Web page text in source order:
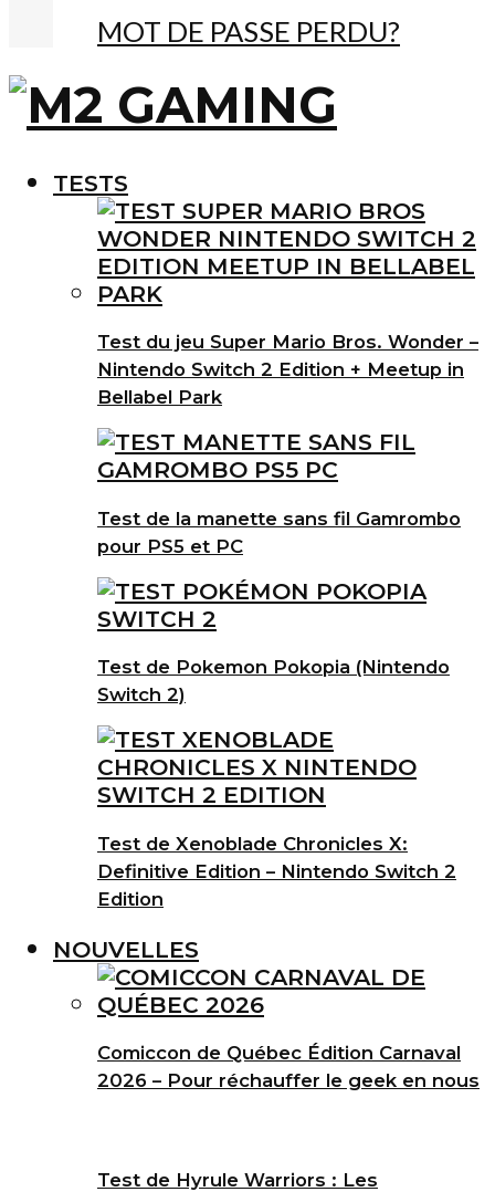
MOT DE PASSE PERDU?
TESTS
Test du jeu Super Mario Bros. Wonder –
Nintendo Switch 2 Edition + Meetup in
Bellabel Park
Test de la manette sans fil Gamrombo
pour PS5 et PC
Test de Pokemon Pokopia (Nintendo
Switch 2)
Test de Xenoblade Chronicles X:
Definitive Edition – Nintendo Switch 2
Edition
NOUVELLES
Comiccon de Québec Édition Carnaval
2026 – Pour réchauffer le geek en nous
Test de Hyrule Warriors : Les